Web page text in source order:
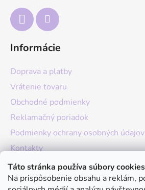
Táto stránka používa súbory cookies
Na prispôsobenie obsahu a reklám,
Informácie
Doprava a platby
Vrátenie tovaru
Obchodné podmienky
Reklamačný poriadok
Podmienky ochrany osobných údajov
Kontakty
O nás
Hodnotenie obchodu